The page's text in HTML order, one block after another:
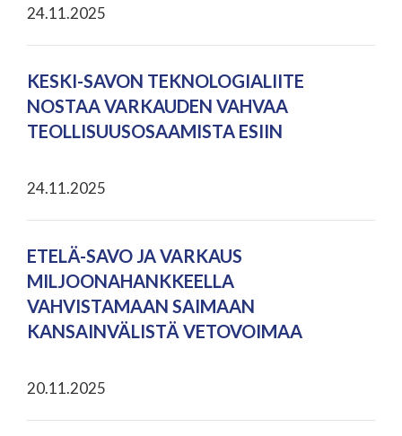
24.11.2025
KESKI-SAVON TEKNOLOGIALIITE
NOSTAA VARKAUDEN VAHVAA
TEOLLISUUSOSAAMISTA ESIIN
24.11.2025
ETELÄ-SAVO JA VARKAUS
MILJOONAHANKKEELLA
VAHVISTAMAAN SAIMAAN
KANSAINVÄLISTÄ VETOVOIMAA
20.11.2025